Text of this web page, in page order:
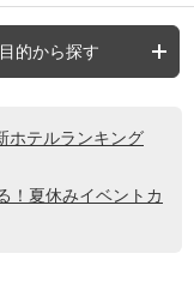
目的から探す
ホテルランキング
！夏休みイベントカ